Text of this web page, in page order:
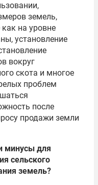
земель,
на уровне
установление
вокруг
скота и многое
проблем
после
продажи земли
минусы для
сельского
земель?